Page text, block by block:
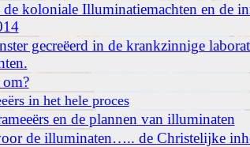
koloniale Illuminatiemachten en de
gecreëerd in de krankzinnige
in het hele proces
en de plannen van illuminaten
de illuminaten….. de Christelijke